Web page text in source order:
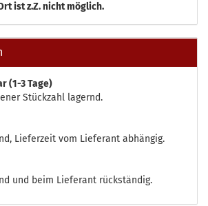
ist z.Z. nicht möglich.
(1-3 Tage)
Stückzahl lagernd.
Lieferzeit vom Lieferant abhängig.
und beim Lieferant rückständig.